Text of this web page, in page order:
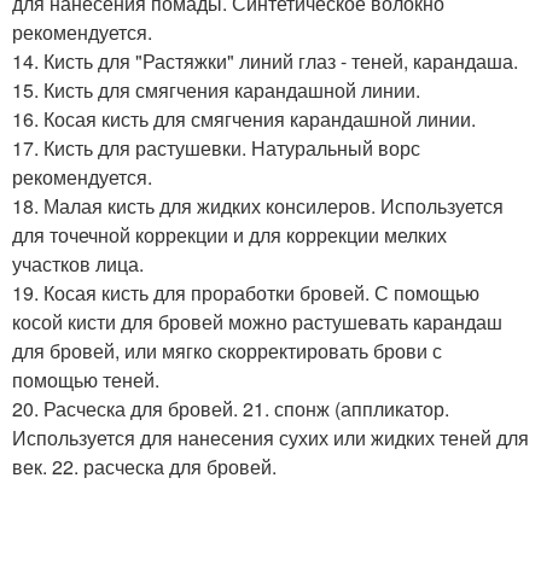
рекомендуется.
14. Кисть для "Растяжки" линий глаз - теней, карандаша.
15. Кисть для смягчения карандашной линии.
16. Косая кисть для смягчения карандашной линии.
17. Кисть для растушевки. Натуральный ворс
рекомендуется.
18. Малая кисть для жидких консилеров. Используется
для точечной коррекции и для коррекции мелких
участков лица.
19. Косая кисть для проработки бровей. С помощью
косой кисти для бровей можно растушевать карандаш
для бровей, или мягко скорректировать брови с
помощью теней.
20. Расческа для бровей. 21. спонж (аппликатор.
Используется для нанесения сухих или жидких теней для
век. 22. расческа для бровей.